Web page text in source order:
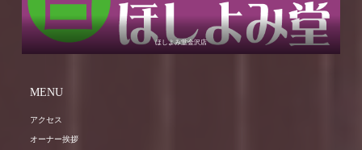
ほしよみ堂金沢店
MENU
アクセス
オーナー挨拶